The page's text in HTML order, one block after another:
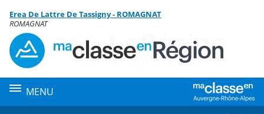
Menu de la rubrique
Contenu
Erea De Lattre De Tassigny - ROMAGNAT
ROMAGNAT
MENU